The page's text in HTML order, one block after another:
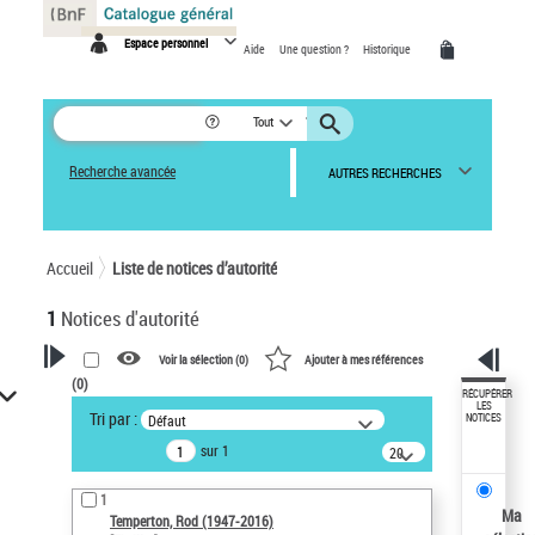
Espace personnel Aide Une question ? Historique
Tout
Recherche avancée AUTRES RECHERCHES
Accueil Liste de notices d’autorité
1 Notices d'autorité
VOTRE RECHERCHE
Recherche avancée dans les
notices d’autorité
Œuvres liées à l'auteur :
Temperton, Rod (1947-2016)
Voir la sélection (0) Ajouter à mes références
(0)
Tri par : Défaut
sur 1
20
résultats/page
1
Temperton, Rod (1947-2016)
RÉCUPÉRER
LES
NOTICES
Ma
Panneau de gestion des cookies